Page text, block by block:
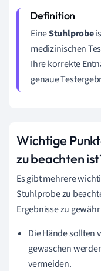
EineStuhlprobe
medizinischen
Ihre korrekte
genaue
Wichtige
zu beachten
Es gibt mehrere
Stuhlprobe zu
Ergebnisse zu
Die Hände sollten
gewaschen
vermeiden.